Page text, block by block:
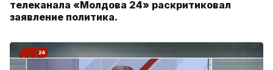
телеканала «Молдова 24» раскритиковал
заявление политика.